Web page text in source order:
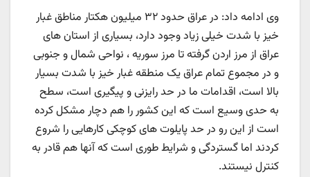
وی ادامه داد: در عراق حدود ۳۲ میلیون هکتار مناطق غبار
خیز با شدت خیلی زیاد وجود دارد، بسیاری از استان های
عراق از مرز اردن گرفته تا مرز سوریه ، نواحی شمال و جنوبی
و در مجموع تمام عراق یک منطقه غبار خیز با شدت بسیار
بالا است، اقدامات ما در حد رایزنی و پیگیری است، سطح
به حدی وسیع است که این کشور را هم دچار مشکل کرده
است از این رو در حد پایلوت های کوچکی کارهایی را شروع
کردند اما گستردگی و شرایط طوری است که آنها هم قادر به
کنترل نیستند.